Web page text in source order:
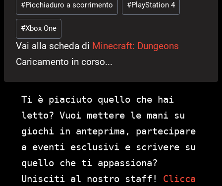
#Picchiaduro a scorrimento #PlayStation 4
#Xbox One
Vai alla scheda di Minecraft: Dungeons
Caricamento in corso...
Ti è piaciuto quello che hai
letto? Vuoi mettere le mani su
giochi in anteprima, partecipare
a eventi esclusivi e scrivere su
quello che ti appassiona?
Unisciti al nostro staff! Clicca